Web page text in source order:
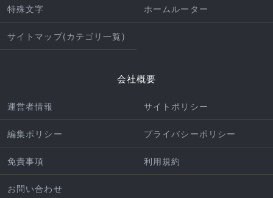
特殊文字 ホームルーター
サイトマップ(カテゴリ一覧)
会社概要
運営者情報 サイトポリシー
編集ポリシー プライバシーポリシー
免責事項 利用規約
お問い合わせ